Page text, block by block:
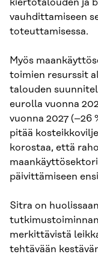
kiertotalouden ja
vauhdittamiseen
toteuttamisessa.
Myös
toimien resurssit
talouden
eurolla vuonna
vuonna 2027 (–26
pitää
korostaa, että
päivittämiseen
Sitra on
tutkimustoiminnan
merkittävistä
tehtävään